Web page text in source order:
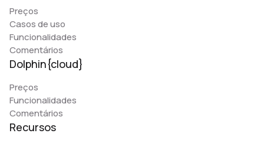
Preços
Casos de uso
Funcionalidades
Comentários
Dolphin{cloud}
Preços
Funcionalidades
Comentários
Recursos